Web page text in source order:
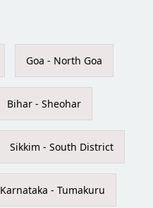
Goa - North Goa
Bihar - Sheohar
Sikkim - South District
Karnataka - Tumakuru